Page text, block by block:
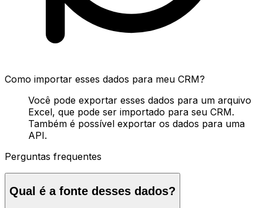
Como importar esses dados para meu CRM?
Você pode exportar esses dados para um arquivo
Excel, que pode ser importado para seu CRM.
Também é possível exportar os dados para uma
API.
Perguntas frequentes
Qual é a fonte desses dados?